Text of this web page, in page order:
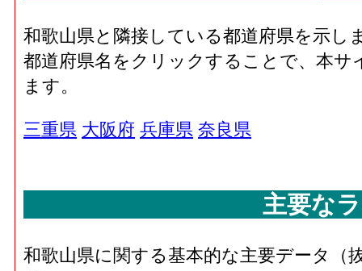
和歌山県と隣接している都道府県を示し
都道府県名をクリックすることで、本
ます。
三重県 大阪府 兵庫県 奈良県
主要な
和歌山県に関する基本的な主要データ